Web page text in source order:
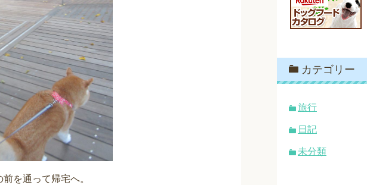
を通って帰宅へ。
カテゴリー
旅行
日記
未分類